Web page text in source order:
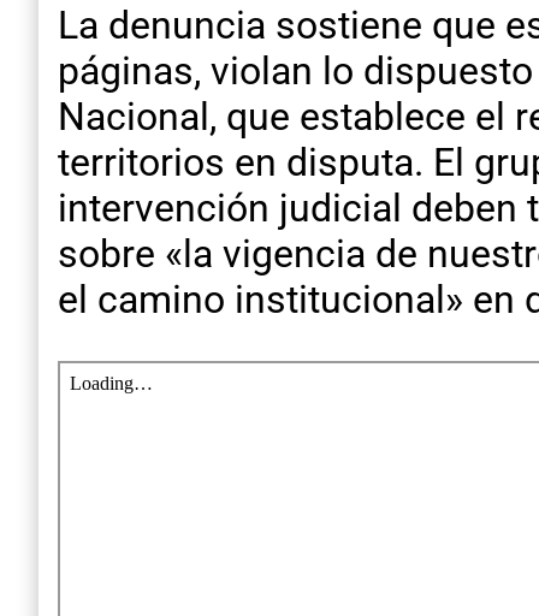
La denuncia sostiene que
páginas, violan lo
Nacional, que establece el
territorios en disputa. El
intervención judicial deben
sobre «la vigencia de
el camino institucional» en